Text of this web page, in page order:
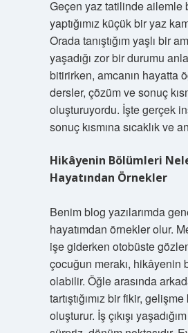
Geçen yaz tatilinde ailemle
yaptığımız küçük bir yaz
Orada tanıştığım yaşlı bir
yaşadığı zor bir durumu
bitirirken, amcanın hayatta
dersler, çözüm ve sonuç
oluşturuyordu. İşte gerçek
sonuç kısmına sıcaklık ve
Hikâyenin Bölümleri
Hayatından Örnekler
Benim blog yazılarımda
hayatımdan örnekler olur.
işe giderken otobüste
çocuğun merakı, hikâyenin
olabilir. Öğle arasında
tartıştığımız bir fikir, gelişme
oluşturur. İş çıkışı